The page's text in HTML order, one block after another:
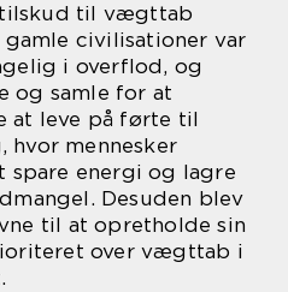
til vægttab
civilisationer var
i overflod, og
og samle for at
at leve på førte til
mennesker
spare energi og lagre
Desuden blev
til at opretholde sin
over vægttab i